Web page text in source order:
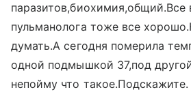
паразитов,биохимия,общий.Все
пульманолога тоже все
думать.А сегодня померила
одной подмышкой 37,под
непойму что такое.Подскажите.